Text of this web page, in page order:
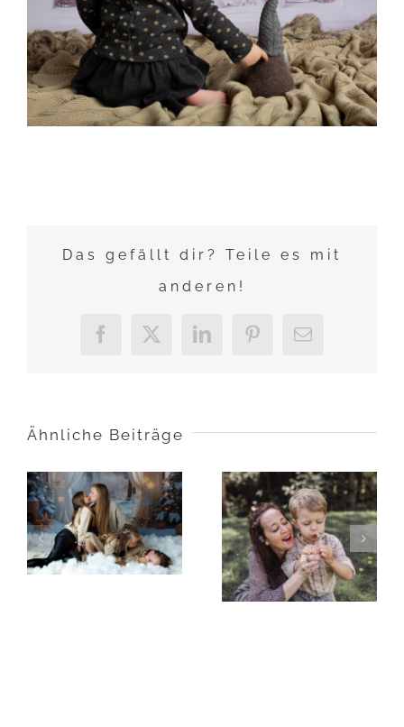
Das gefällt dir? Teile es mit
anderen!
Facebook
X LinkedInPinterest
E-
Ähnliche Beiträge
Deine
Weihnachtsfotos
2025
Mom & Me
Aktion 2025